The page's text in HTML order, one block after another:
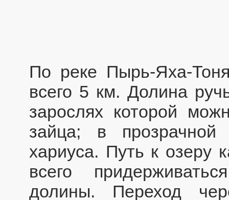
По реке Пырь-Яха-
всего 5 км. Долина
зарослях которой
зайца; в прозрачной
хариуса. Путь к озеру
всего
долины. Переход